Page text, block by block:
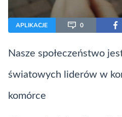
APLIKACJE 0
Nasze społeczeństwo
światowych liderów w
komórce